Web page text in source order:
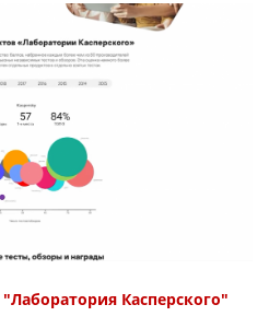
Касперского"